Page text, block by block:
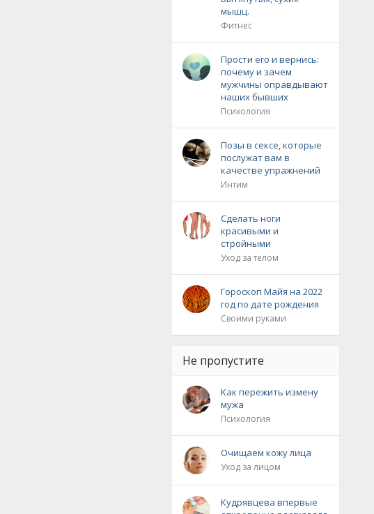
мышц.
Фитнес
Прости его и вернись:
почему и зачем
мужчины оправдывают
наших бывших
Психология
Позы в сексе, которые
послужат вам в
качестве упражнений
Интим
Сделать ноги
красивыми и
стройными
Уход за телом
Гороскоп Майя на 2022
год по дате рождения
Своими руками
Не пропустите
Как пережить измену
мужа
Психология
Очищаем кожу лица
Уход за лицом
Кудрявцева впервые